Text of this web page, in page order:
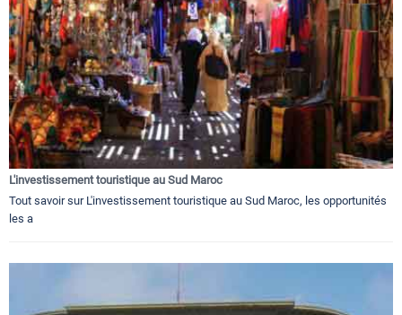
L'investissement touristique au Sud Maroc
Tout savoir sur L'investissement touristique au Sud Maroc, les opportunités
les a